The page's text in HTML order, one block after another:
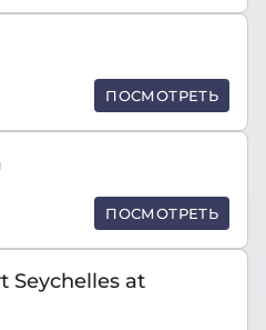
ПОСМОТРЕТЬ
ПОСМОТРЕТЬ
Seychelles at